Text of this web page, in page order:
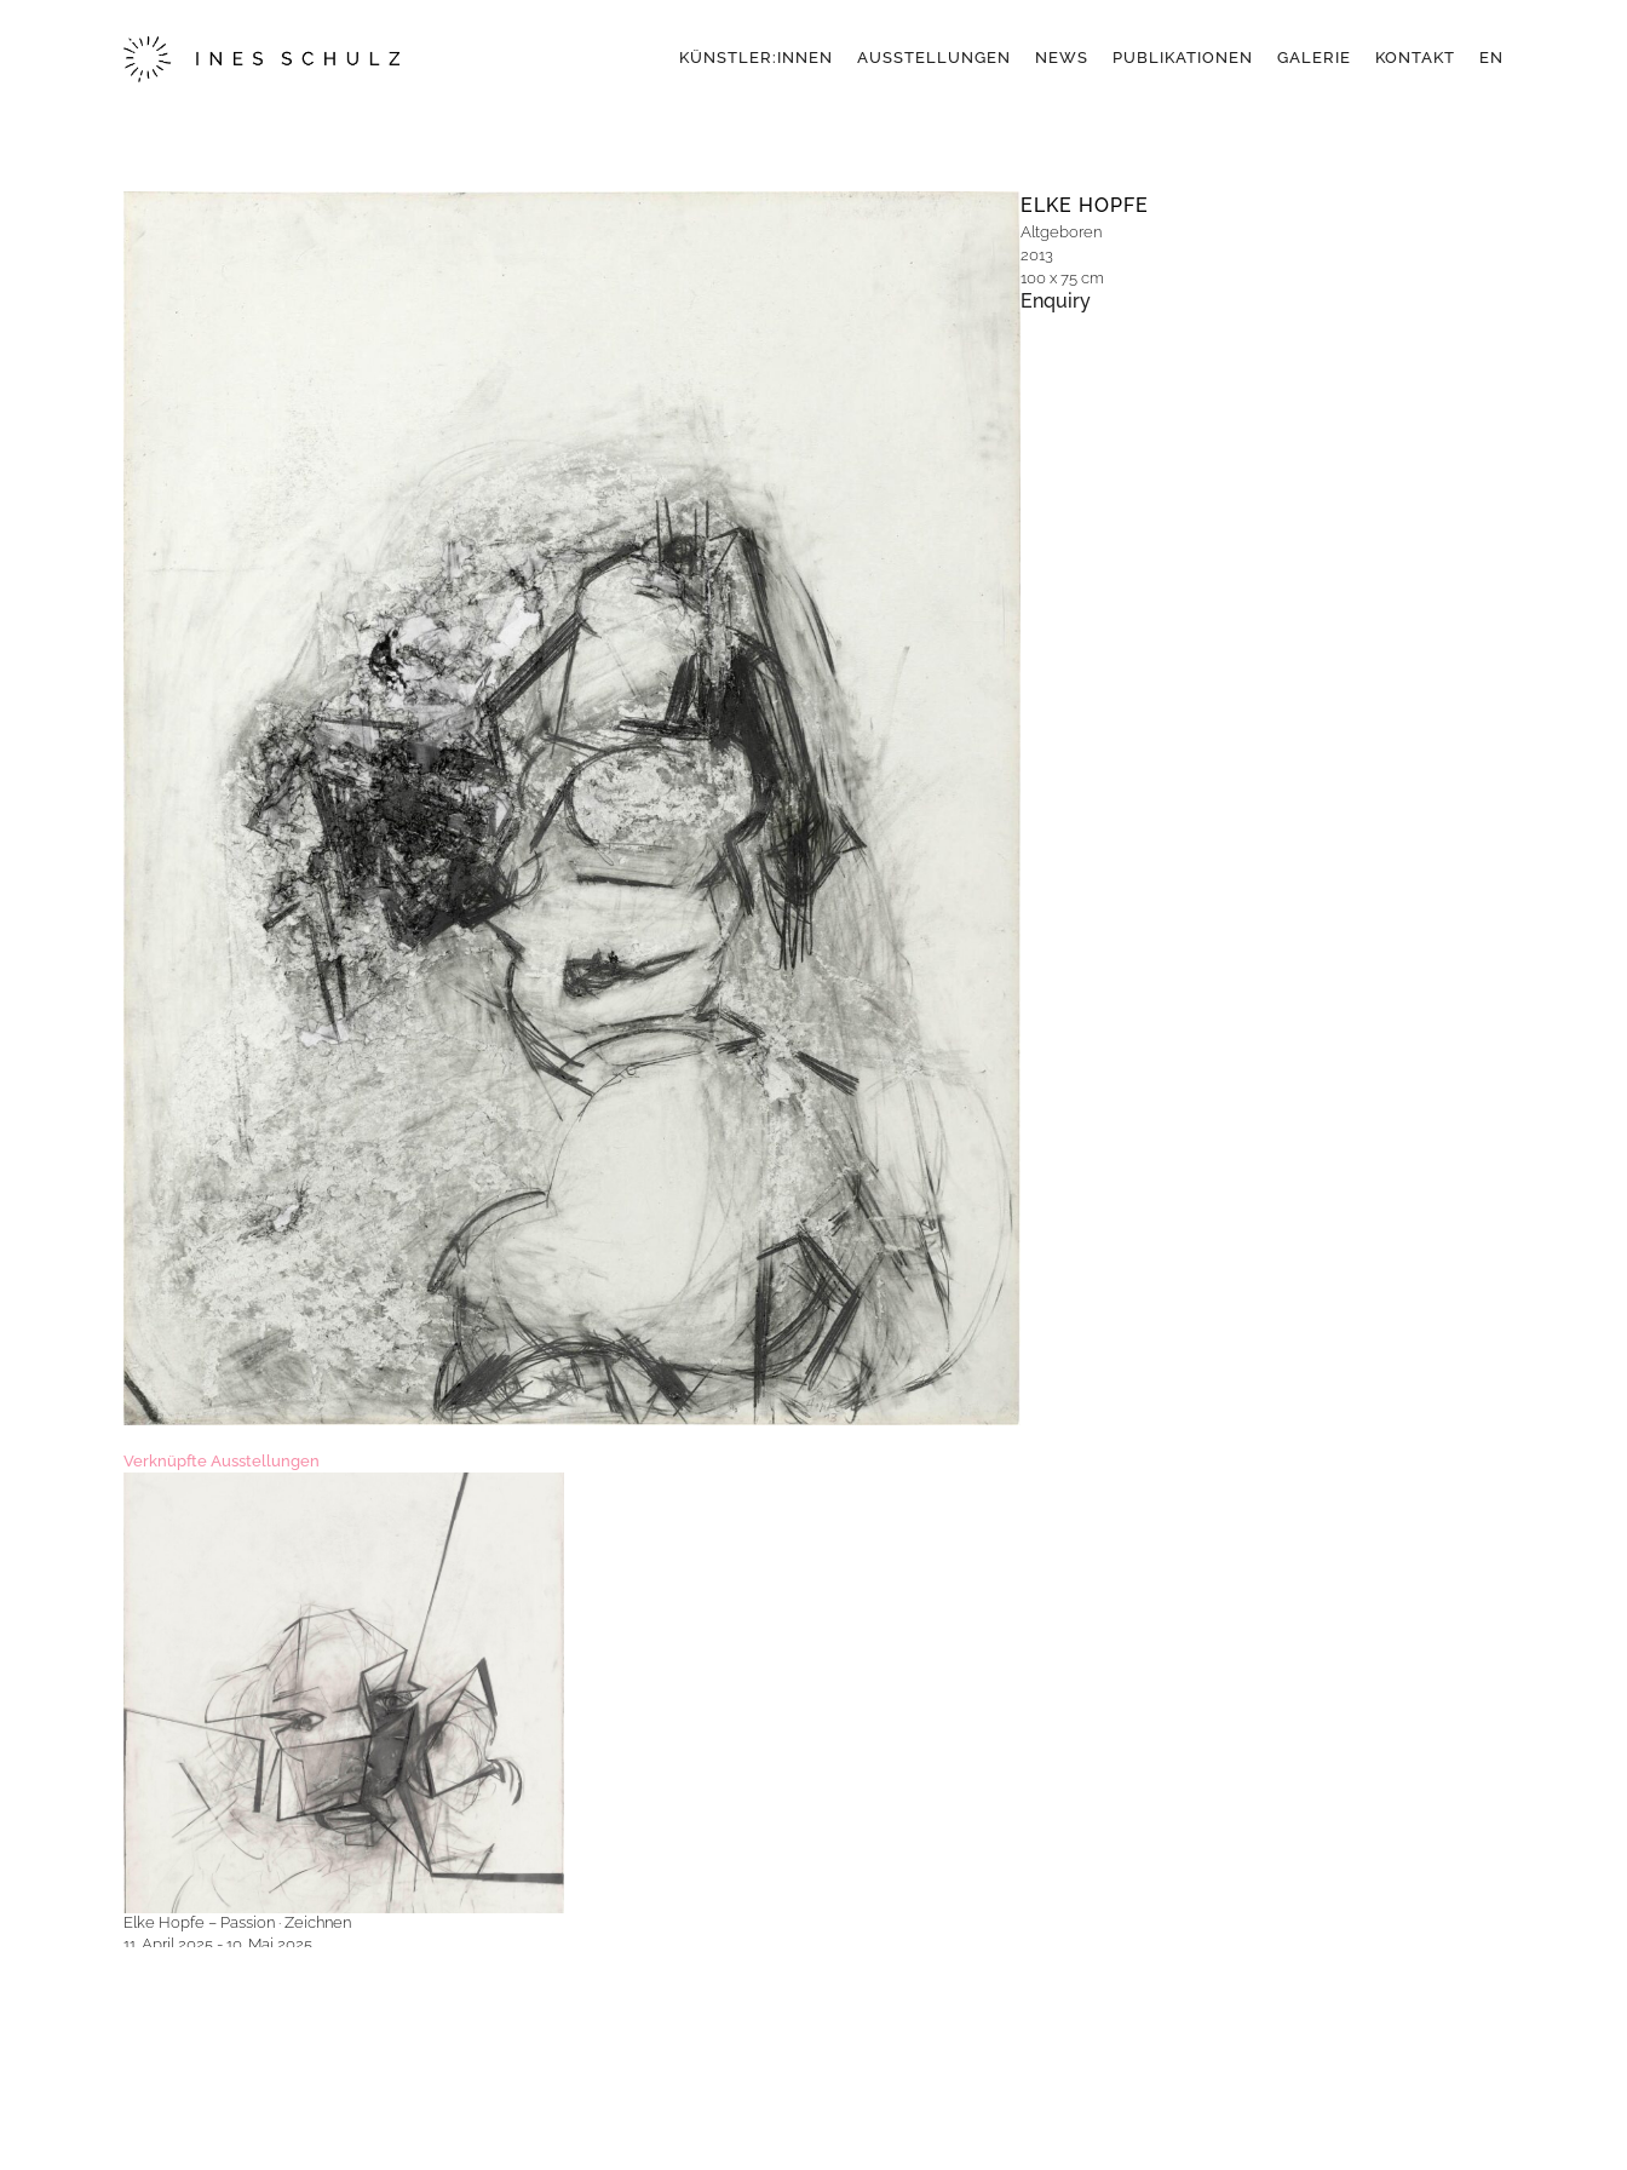
KÜNSTLER:INNEN AUSSTELLUNGEN NEWS PUBLIKATIONEN GALERIE KONTAKT EN
ELKE HOPFE
Altgeboren
2013
100 x 75 cm
Enquiry
Verknüpfte Ausstellungen
Elke Hopfe – Passion · Zeichnen
11. April 2025 - 10. Mai 2025